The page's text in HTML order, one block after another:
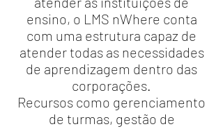
ensino, o LMS nWhere conta
com uma estrutura capaz de
atender todas as necessidades
de aprendizagem dentro das
corporações.
Recursos como gerenciamento
de turmas, gestão de